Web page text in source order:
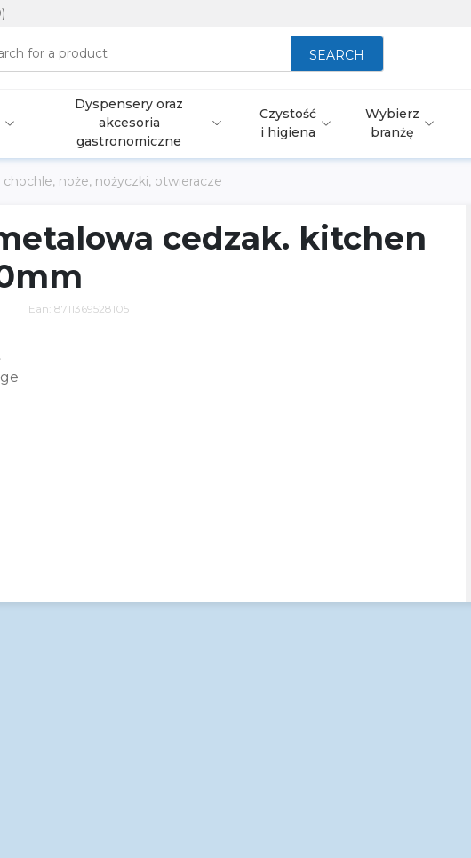
SEARCH
Dyspensery oraz
akcesoria
gastronomiczne
Czystość
i higiena
Wybierz
branżę
chochle, noże, nożyczki, otwieracze
cedzak. kitchen
Ean: 8711369528105